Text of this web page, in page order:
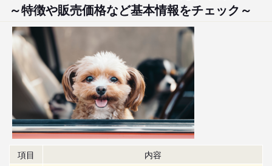
～特徴や販売価格など基本情報をチェック～
項目
内容